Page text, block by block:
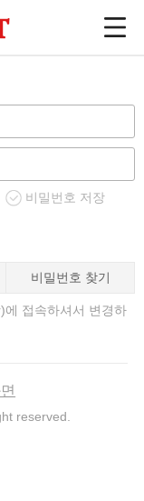
비밀번호 저장
비밀번호 찾기
에 접속하셔서 변경하
reserved.